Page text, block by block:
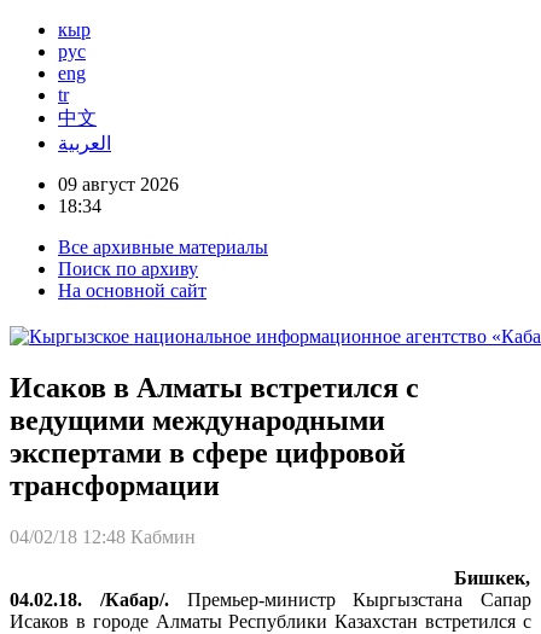
кыр
рус
eng
tr
中文
العربية
09 август 2026
18:34
Все архивные материалы
Поиск по архиву
На основной сайт
Исаков в Алматы встретился с
ведущими международными
экспертами в сфере цифровой
трансформации
04/02/18 12:48 Кабмин
Бишкек,
04.02.18. /Кабар/. Премьер-министр Кыргызстана Сапар
Исаков в городе Алматы Республики Казахстан встретился с